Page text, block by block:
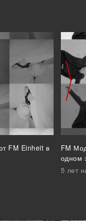
FM Einheit в
FM
одном
5 лет